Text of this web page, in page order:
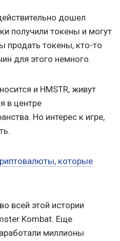
дошел
получили токены и могут
продать токены, кто-то
для этого немного.
и HMSTR, живут
в центре
Но интерес к игре,
которые
всей этой истории
Kombat. Еще
миллионы